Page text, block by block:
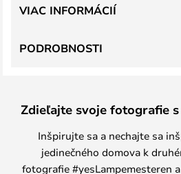
PODROBNOSTI
VIAC INFORMÁCIÍ
Zdieľajte svoje fotografie
Inšpirujte sa a nechajte sa
jedinečného domova k
fotografie #yesLampemesteren